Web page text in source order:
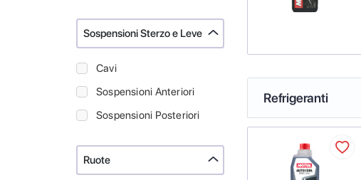
Sospensioni Sterzo e Leve
Cavi
Sospensioni Anteriori
Sospensioni Posteriori
Ruote
Refrigeranti